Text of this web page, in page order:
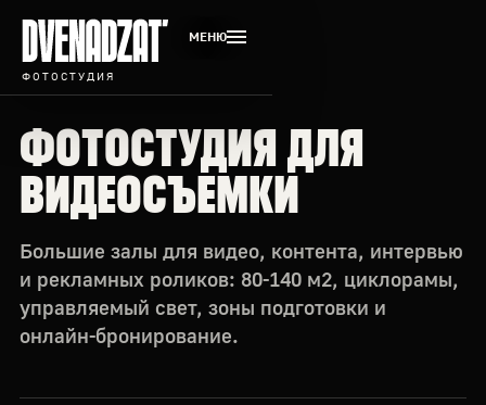
ФОТОСТУДИЯ
МЕНЮ
ФОТОСТУДИЯ ДЛЯ
ВИДЕОСЪЕМКИ
Большие залы для видео, контента, интервью
и рекламных роликов: 80-140 м2, циклорамы,
управляемый свет, зоны подготовки и
онлайн-бронирование.